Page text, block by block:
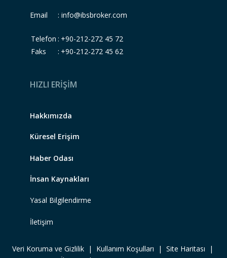
Email :info@ibsbroker.com
Telefon : +90-212-272 45 72
Faks
: +90-212-272 45 62
HIZLI ERİŞİM
Hakkımızda
Küresel Erişim
Haber Odası
İnsan Kaynakları
Yasal Bilgilendirme
İletişim
Veri Koruma ve Gizlilik| Kullanım Koşulları | Site Haritası |